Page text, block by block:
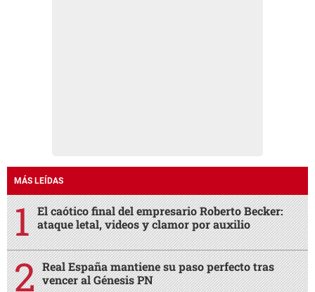
MÁS LEÍDAS
El caótico final del empresario Roberto Becker:
ataque letal, videos y clamor por auxilio
Real España mantiene su paso perfecto tras
vencer al Génesis PN